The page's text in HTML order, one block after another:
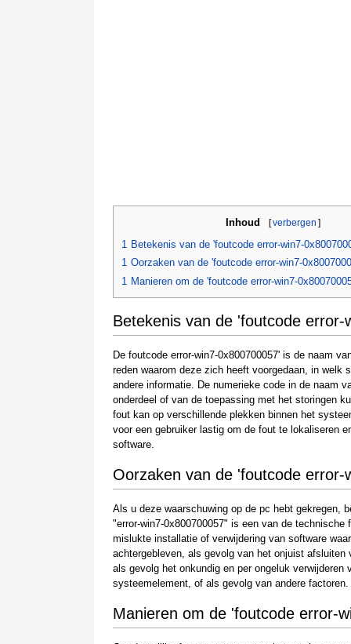
Inhoud [verbergen ]
1 Betekenis van de 'foutcode error-win7-
1 Oorzaken van de 'foutcode error-win7-
1 Manieren om de 'foutcode error-win7-
Betekenis van de 'foutcode error-
De foutcode error-win7-0x800700057' is de naam
reden waarom deze zich heeft voorgedaan, in welk
andere informatie. De numerieke code in de naam
onderdeel of van de toepassing met het storingen
fout kan op verschillende plekken binnen het
voor een gebruiker lastig om de fout te lokaliseren
software.
Oorzaken van de 'foutcode error-
Als u deze waarschuwing op de pc hebt gekregen,
"error-win7-0x800700057" is een van de
mislukte installatie of verwijdering van software
achtergebleven, als gevolg van het onjuist
als gevolg het onkundig en per ongeluk
systeemelement, of als gevolg van andere factoren.
Manieren om de 'foutcode error-